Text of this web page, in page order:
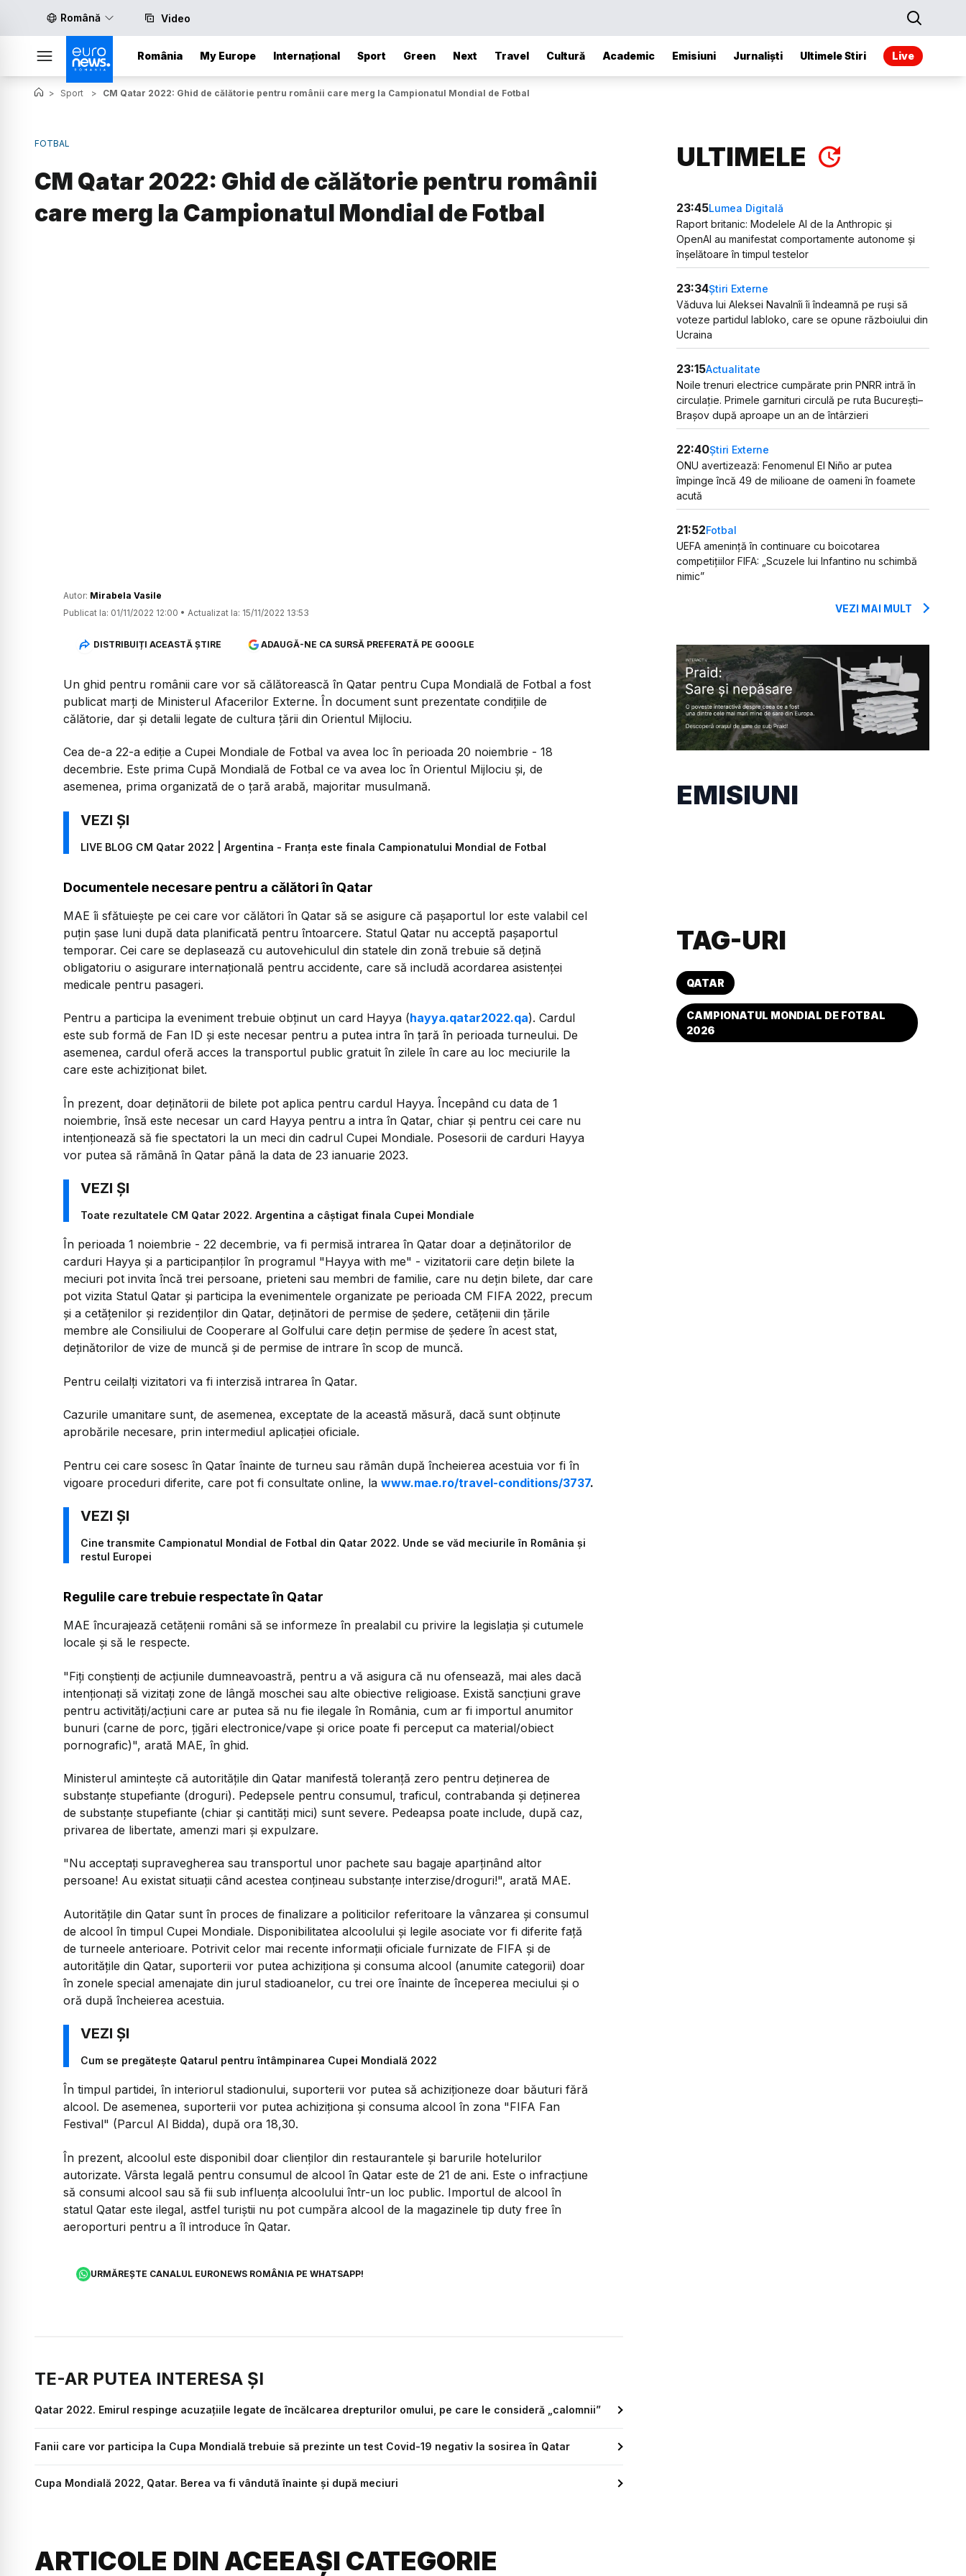
Română Video
România My Europe Internațional Sport Green Next Travel Cultură Academic Emisiuni Jurnaliști Ultimele Stiri Live
> Sport > CM Qatar 2022: Ghid de călătorie pentru românii care merg la Campionatul Mondial de Fotbal
FOTBAL
CM Qatar 2022: Ghid de călătorie pentru românii
care merg la Campionatul Mondial de Fotbal
Autor: Mirabela Vasile
Publicat la: 01/11/2022 12:00 • Actualizat la: 15/11/2022 13:53
DISTRIBUIȚI ACEASTĂ ȘTIRE ADAUGĂ-NE CA SURSĂ PREFERATĂ PE GOOGLE
Un ghid pentru românii care vor să călătorească în Qatar pentru Cupa Mondială de Fotbal a fost
publicat marți de Ministerul Afacerilor Externe. În document sunt prezentate condiţiile de
călătorie, dar şi detalii legate de cultura ţării din Orientul Mijlociu.
Cea de-a 22-a ediţie a Cupei Mondiale de Fotbal va avea loc în perioada 20 noiembrie - 18
decembrie. Este prima Cupă Mondială de Fotbal ce va avea loc în Orientul Mijlociu şi, de
asemenea, prima organizată de o ţară arabă, majoritar musulmană.
LIVE BLOG CM Qatar 2022 | Argentina - Franța este finala Campionatului Mondial de Fotbal
Documentele necesare pentru a călători în Qatar
MAE îi sfătuieşte pe cei care vor călători în Qatar să se asigure că paşaportul lor este valabil cel
puţin şase luni după data planificată pentru întoarcere. Statul Qatar nu acceptă paşaportul
temporar. Cei care se deplasează cu autovehiculul din statele din zonă trebuie să deţină
obligatoriu o asigurare internaţională pentru accidente, care să includă acordarea asistenţei
medicale pentru pasageri.
Pentru a participa la eveniment trebuie obţinut un card Hayya (hayya.qatar2022.qa). Cardul
este sub formă de Fan ID şi este necesar pentru a putea intra în ţară în perioada turneului. De
asemenea, cardul oferă acces la transportul public gratuit în zilele în care au loc meciurile la
care este achiziţionat bilet.
În prezent, doar deţinătorii de bilete pot aplica pentru cardul Hayya. Începând cu data de 1
noiembrie, însă este necesar un card Hayya pentru a intra în Qatar, chiar şi pentru cei care nu
intenţionează să fie spectatori la un meci din cadrul Cupei Mondiale. Posesorii de carduri Hayya
vor putea să rămână în Qatar până la data de 23 ianuarie 2023.
Toate rezultatele CM Qatar 2022. Argentina a câștigat finala Cupei Mondiale
În perioada 1 noiembrie - 22 decembrie, va fi permisă intrarea în Qatar doar a deţinătorilor de
carduri Hayya şi a participanţilor în programul "Hayya with me" - vizitatorii care deţin bilete la
meciuri pot invita încă trei persoane, prieteni sau membri de familie, care nu deţin bilete, dar care
pot vizita Statul Qatar şi participa la evenimentele organizate pe perioada CM FIFA 2022, precum
şi a cetăţenilor şi rezidenţilor din Qatar, deţinători de permise de şedere, cetăţenii din ţările
membre ale Consiliului de Cooperare al Golfului care deţin permise de şedere în acest stat,
deţinătorilor de vize de muncă şi de permise de intrare în scop de muncă.
Pentru ceilalţi vizitatori va fi interzisă intrarea în Qatar.
Cazurile umanitare sunt, de asemenea, exceptate de la această măsură, dacă sunt obţinute
aprobările necesare, prin intermediul aplicaţiei oficiale.
Pentru cei care sosesc în Qatar înainte de turneu sau rămân după încheierea acestuia vor fi în
vigoare proceduri diferite, care pot fi consultate online, la www.mae.ro/travel-conditions/3737.
Cine transmite Campionatul Mondial de Fotbal din Qatar 2022. Unde se văd meciurile în România și
restul Europei
Regulile care trebuie respectate în Qatar
MAE încurajează cetăţenii români să se informeze în prealabil cu privire la legislaţia şi cutumele
locale şi să le respecte.
"Fiţi conştienţi de acţiunile dumneavoastră, pentru a vă asigura că nu ofensează, mai ales dacă
intenţionaţi să vizitaţi zone de lângă moschei sau alte obiective religioase. Există sancţiuni grave
pentru activităţi/acţiuni care ar putea să nu fie ilegale în România, cum ar fi importul anumitor
bunuri (carne de porc, ţigări electronice/vape şi orice poate fi perceput ca material/obiect
pornografic)", arată MAE, în ghid.
Ministerul aminteşte că autorităţile din Qatar manifestă toleranţă zero pentru deţinerea de
substanţe stupefiante (droguri). Pedepsele pentru consumul, traficul, contrabanda şi deţinerea
de substanţe stupefiante (chiar şi cantităţi mici) sunt severe. Pedeapsa poate include, după caz,
privarea de libertate, amenzi mari şi expulzare.
"Nu acceptaţi supravegherea sau transportul unor pachete sau bagaje aparţinând altor
persoane! Au existat situaţii când acestea conţineau substanţe interzise/droguri!", arată MAE.
Autorităţile din Qatar sunt în proces de finalizare a politicilor referitoare la vânzarea şi consumul
de alcool în timpul Cupei Mondiale. Disponibilitatea alcoolului şi legile asociate vor fi diferite faţă
de turneele anterioare. Potrivit celor mai recente informaţii oficiale furnizate de FIFA şi de
autorităţile din Qatar, suporterii vor putea achiziţiona şi consuma alcool (anumite categorii) doar
în zonele special amenajate din jurul stadioanelor, cu trei ore înainte de începerea meciului şi o
oră după încheierea acestuia.
Cum se pregătește Qatarul pentru întâmpinarea Cupei Mondială 2022
În timpul partidei, în interiorul stadionului, suporterii vor putea să achiziţioneze doar băuturi fără
alcool. De asemenea, suporterii vor putea achiziţiona şi consuma alcool în zona "FIFA Fan
Festival" (Parcul Al Bidda), după ora 18,30.
În prezent, alcoolul este disponibil doar clienţilor din restaurantele şi barurile hotelurilor
autorizate. Vârsta legală pentru consumul de alcool în Qatar este de 21 de ani. Este o infracţiune
să consumi alcool sau să fii sub influenţa alcoolului într-un loc public. Importul de alcool în
statul Qatar este ilegal, astfel turiştii nu pot cumpăra alcool de la magazinele tip duty free în
aeroporturi pentru a îl introduce în Qatar.
URMĂREȘTE CANALUL EURONEWS ROMÂNIA PE WHATSAPP!
TE-AR PUTEA INTERESA ȘI
Qatar 2022. Emirul respinge acuzațiile legate de încălcarea drepturilor omului, pe care le consideră „calomnii”
Fanii care vor participa la Cupa Mondială trebuie să prezinte un test Covid-19 negativ la sosirea în Qatar
Cupa Mondială 2022, Qatar. Berea va fi vândută înainte și după meciuri
ARTICOLE DIN ACEEAȘI CATEGORIE
ULTIMELE
23:45Lumea Digitală
Raport britanic: Modelele AI de la Anthropic și
OpenAI au manifestat comportamente autonome și
înșelătoare în timpul testelor
23:34Știri Externe
Văduva lui Aleksei Navalnîi îi îndeamnă pe ruși să
voteze partidul Iabloko, care se opune războiului din
Ucraina
23:15Actualitate
Noile trenuri electrice cumpărate prin PNRR intră în
circulație. Primele garnituri circulă pe ruta București–
Brașov după aproape un an de întârzieri
22:40Știri Externe
ONU avertizează: Fenomenul El Niño ar putea
împinge încă 49 de milioane de oameni în foamete
acută
21:52Fotbal
UEFA amenință în continuare cu boicotarea
competițiilor FIFA: „Scuzele lui Infantino nu schimbă
nimic”
VEZI MAI MULT
EMISIUNI
TAG-URI
QATAR
CAMPIONATUL MONDIAL DE FOTBAL
2026